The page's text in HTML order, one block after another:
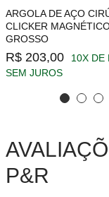
ARGOLA DE AÇO
CLICKER
GROSSO
R$ 203,00
10X DE
SEM JUROS
P&R